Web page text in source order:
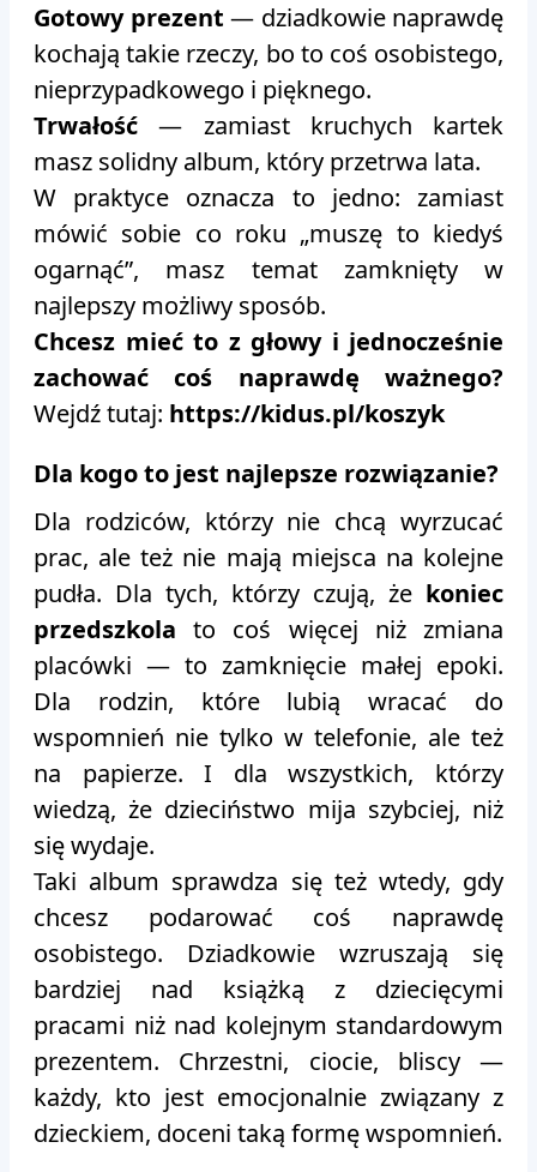
Gotowy prezent — dziadkowie naprawdę
kochają takie rzeczy, bo to coś osobistego,
nieprzypadkowego i pięknego.
Trwałość — zamiast kruchych kartek
masz solidny album, który przetrwa lata.
W praktyce oznacza to jedno: zamiast
mówić sobie co roku „muszę to kiedyś
ogarnąć”, masz temat zamknięty w
najlepszy możliwy sposób.
Chcesz mieć to z głowy i jednocześnie
zachować coś naprawdę ważnego?
Wejdź tutaj: https://kidus.pl/koszyk
Dla kogo to jest najlepsze rozwiązanie?
Dla rodziców, którzy nie chcą wyrzucać
prac, ale też nie mają miejsca na kolejne
pudła. Dla tych, którzy czują, że koniec
przedszkola to coś więcej niż zmiana
placówki — to zamknięcie małej epoki.
Dla rodzin, które lubią wracać do
wspomnień nie tylko w telefonie, ale też
na papierze. I dla wszystkich, którzy
wiedzą, że dzieciństwo mija szybciej, niż
się wydaje.
Taki album sprawdza się też wtedy, gdy
chcesz podarować coś naprawdę
osobistego. Dziadkowie wzruszają się
bardziej nad książką z dziecięcymi
pracami niż nad kolejnym standardowym
prezentem. Chrzestni, ciocie, bliscy —
każdy, kto jest emocjonalnie związany z
dzieckiem, doceni taką formę wspomnień.